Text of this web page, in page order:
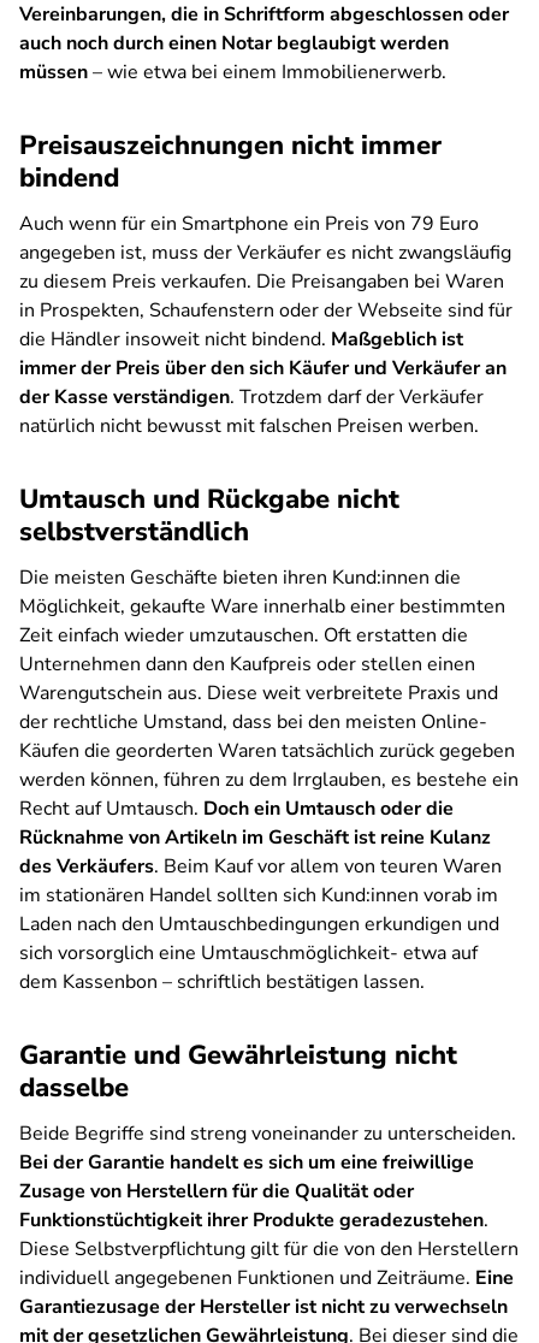
Vereinbarungen, die in Schriftform abgeschlossen oder
auch noch durch einen Notar beglaubigt werden
müssen– wie etwa bei einem Immobilienerwerb.
Preisauszeichnungen nicht immer
bindend
Auch wenn für ein Smartphone ein Preis von 79 Euro
angegeben ist, muss der Verkäufer es nicht zwangsläufig
zu diesem Preis verkaufen. Die Preisangaben bei Waren
in Prospekten, Schaufenstern oder der Webseite sind für
die Händler insoweit nicht bindend. Maßgeblich ist
immer der Preis über den sich Käufer und Verkäufer an
der Kasse verständigen. Trotzdem darf der Verkäufer
natürlich nicht bewusst mit falschen Preisen werben.
Umtausch und Rückgabe nicht
selbstverständlich
Die meisten Geschäfte bieten ihren Kund:innen die
Möglichkeit, gekaufte Ware innerhalb einer bestimmten
Zeit einfach wieder umzutauschen. Oft erstatten die
Unternehmen dann den Kaufpreis oder stellen einen
Warengutschein aus. Diese weit verbreitete Praxis und
der rechtliche Umstand, dass bei den meisten Online-
Käufen die georderten Waren tatsächlich zurück gegeben
werden können, führen zu dem Irrglauben, es bestehe ein
Recht auf Umtausch. Doch ein Umtausch oder die
Rücknahme von Artikeln im Geschäft ist reine Kulanz
des Verkäufers. Beim Kauf vor allem von teuren Waren
im stationären Handel sollten sich Kund:innen vorab im
Laden nach den Umtauschbedingungen erkundigen und
sich vorsorglich eine Umtauschmöglichkeit- etwa auf
dem Kassenbon – schriftlich bestätigen lassen.
Garantie und Gewährleistung nicht
dasselbe
Beide Begriffe sind streng voneinander zu unterscheiden.
Bei der Garantie handelt es sich um eine freiwillige
Zusage von Herstellern für die Qualität oder
Funktionstüchtigkeit ihrer Produkte geradezustehen.
Diese Selbstverpflichtung gilt für die von den Herstellern
individuell angegebenen Funktionen und Zeiträume. Eine
Garantiezusage der Hersteller ist nicht zu verwechseln
mit der gesetzlichen Gewährleistung. Bei dieser sind die